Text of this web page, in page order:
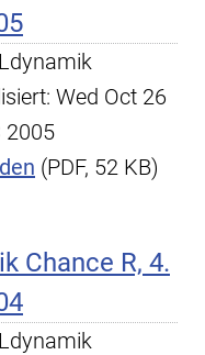
Wed Oct 26
2005
(PDF, 52 KB)
Chance R, 4.